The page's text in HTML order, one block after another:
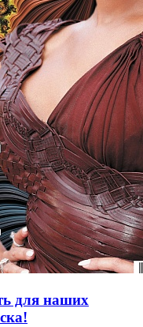
для наших